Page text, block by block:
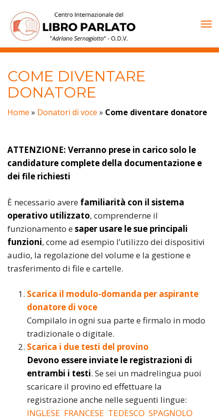
contenuto
COME DIVENTARE
DONATORE
Home » Donatori di voce » Come diventare donatore
ATTENZIONE: Verranno prese in carico solo le
candidature complete della documentazione e
dei file richiesti
È necessario avere familiarità con il sistema
operativo utilizzato, comprenderne il
funzionamento esaper usare le sue principali
funzioni, come ad esempio l’utilizzo dei dispositivi
audio, la regolazione del volume e la gestione e
trasferimento di file e cartelle.
Scarica il modulo-domanda per aspirante
donatore di voce
Compilalo in ogni sua parte e firmalo in modo
tradizionale o digitale.
Scarica i due testi del provino
Devono essere inviate le registrazioni di
entrambi i testi. Se sei un madrelingua puoi
scaricare il provino ed effettuare la
registrazione anche nelle seguenti lingue:
INGLESE FRANCESE TEDESCO SPAGNOLO